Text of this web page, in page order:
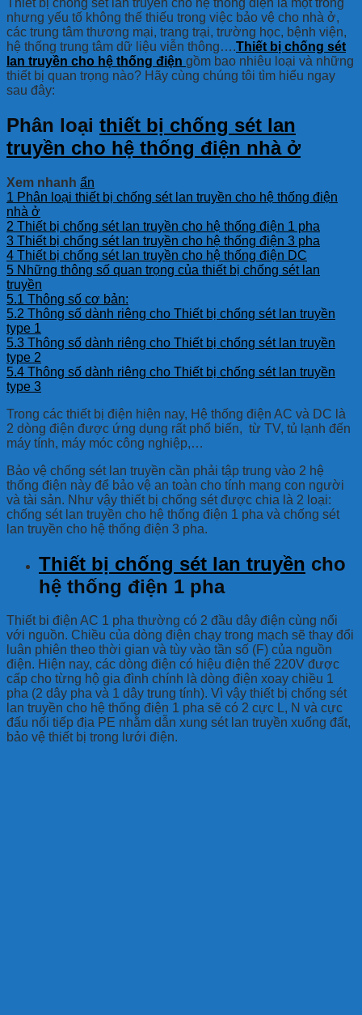
nhưng yếu tố không thế thiếu trong việc bảo vệ cho nhà ở,
các trung tâm thương mại, trang trại, trường học, bệnh viện,
hệ thống trung tâm dữ liệu viễn thông….Thiết bị chống sét
lan truyền cho hệ thống điện gồm bao nhiêu loại và những
thiết bị quan trọng nào? Hãy cùng chúng tôi tìm hiểu ngay
sau đây:
Phân loại thiết bị chống sét lan
truyền cho hệ thống điện nhà ở
Xem nhanh ẩn
1 Phân loại thiết bị chống sét lan truyền cho hệ thống điện
nhà ở
2 Thiết bị chống sét lan truyền cho hệ thống điện 1 pha
3 Thiết bị chống sét lan truyền cho hệ thống điện 3 pha
4 Thiết bị chống sét lan truyền cho hệ thống điện DC
5 Những thông số quan trọng của thiết bị chống sét lan
truyền
5.1 Thông số cơ bản:
5.2 Thông số dành riêng cho Thiết bị chống sét lan truyền
type 1
5.3 Thông số dành riêng cho Thiết bị chống sét lan truyền
type 2
5.4 Thông số dành riêng cho Thiết bị chống sét lan truyền
type 3
Trong các thiết bị điện hiện nay, Hệ thống điện AC và DC là
2 dòng điện được ứng dụng rất phổ biến, từ TV, tủ lạnh đến
máy tính, máy móc công nghiệp,…
Bảo vệ chống sét lan truyền cần phải tập trung vào 2 hệ
thống điện này để bảo vệ an toàn cho tính mạng con người
và tài sản. Như vậy thiết bị chống sét được chia là 2 loại:
chống sét lan truyền cho hệ thống điện 1 pha và chống sét
lan truyền cho hệ thống điện 3 pha.
Thiết bị chống sét lan truyền cho
hệ thống điện 1 pha
Thiết bi điện AC 1 pha thường có 2 đầu dây điện cùng nối
với nguồn. Chiều của dòng điện chạy trong mạch sẽ thay đổi
luân phiên theo thời gian và tùy vào tần số (F) của nguồn
điện. Hiện nay, các dòng điện có hiệu điện thế 220V được
cấp cho từng hộ gia đình chính là dòng điện xoay chiều 1
pha (2 dây pha và 1 dây trung tính). Vì vậy thiết bị chống sét
lan truyền cho hệ thống điện 1 pha sẽ có 2 cực L, N và cực
đấu nối tiếp địa PE nhằm dẫn xung sét lan truyền xuống đất,
bảo vệ thiết bị trong lưới điện.